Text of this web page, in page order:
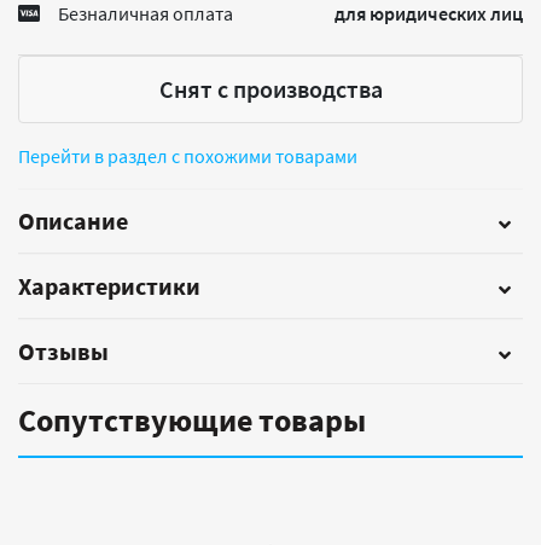
Безналичная оплата для юридических лиц
Снят с производства
Перейти в раздел с похожими товарами
Описание
Характеристики
Отзывы
Сопутствующие товары